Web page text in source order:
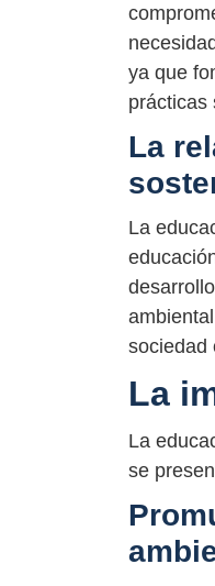
ya que
prácticas
La
La
sociedad
La
La
se